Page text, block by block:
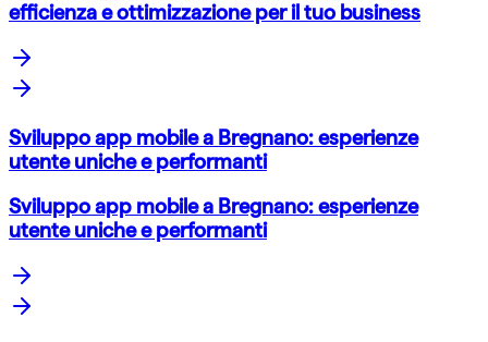
efficienza e ottimizzazione per il tuo business
Sviluppo app mobile a Bregnano: esperienze
utente uniche e performanti
Sviluppo app mobile a Bregnano: esperienze
utente uniche e performanti